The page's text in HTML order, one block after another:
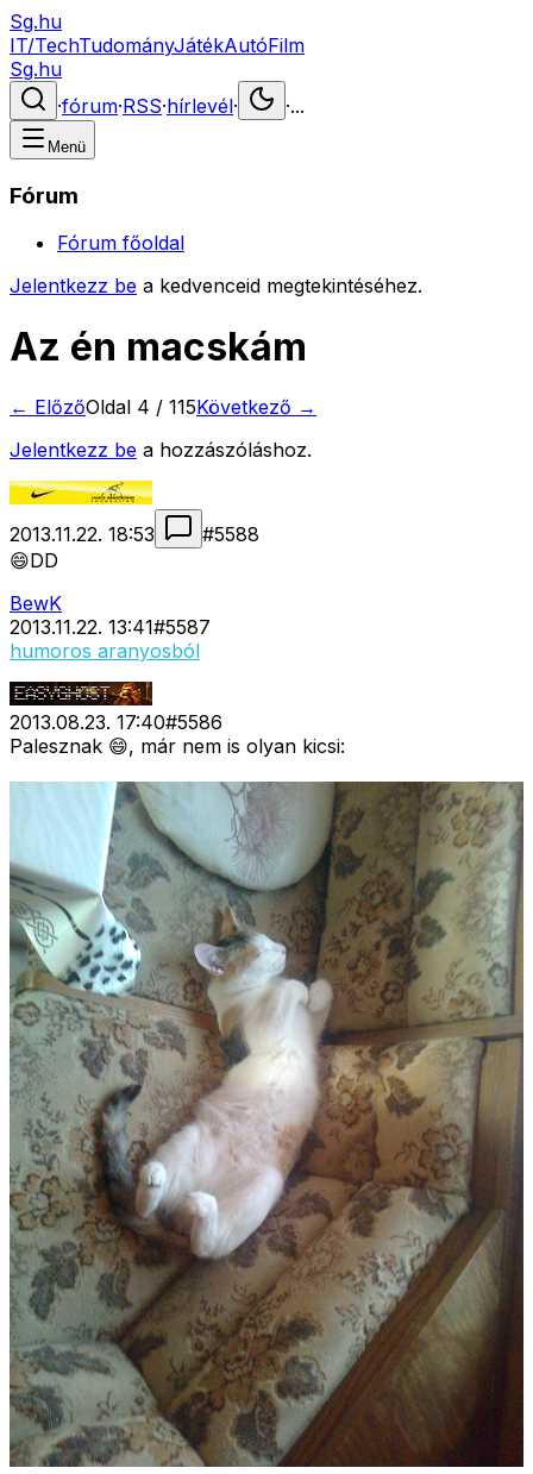
Sg.hu
IT/TechTudományJátékAutóFilm
Sg.hu
·fórum·RSS·hírlevél· ·...
Menü
Fórum
Fórum főoldal
Jelentkezz be a kedvenceid megtekintéséhez.
Az én macskám
← ElőzőOldal 4 / 115Következő →
Jelentkezz be a hozzászóláshoz.
2013.11.22. 18:53 #5588
😄DD
BewK
2013.11.22. 13:41#5587
humoros aranyosból
2013.08.23. 17:40#5586
Palesznak 😄, már nem is olyan kicsi: